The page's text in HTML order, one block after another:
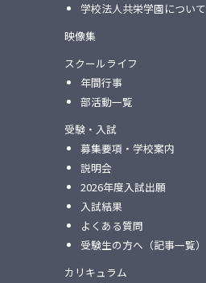
学校法人共栄学園について
映像集
スクールライフ
年間行事
部活動一覧
受験・入試
募集要項・学校案内
説明会
2026年度入試出願
入試結果
よくある質問
受験生の方へ（記事一覧）
カリキュラム